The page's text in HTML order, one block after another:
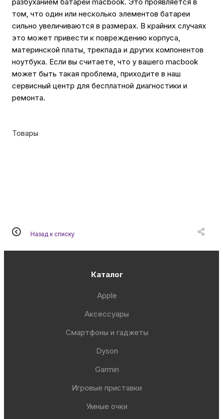
том, что один или несколько элементов батареи
сильно увеличиваются в размерах. В крайних случаях
это может привести к повреждению корпуса,
материнской платы, трекпада и других компонентов
ноутбука. Если вы считаете, что у вашего macbook
может быть такая проблема, приходите в наш
сервисный центр для бесплатной диагностики и
ремонта.
Товары
Назад к списку
Каталог
Apple
Аксессуары
Смартфоны и гаджеты
Dyson
Garmin
Игровые приставки
Умные очки